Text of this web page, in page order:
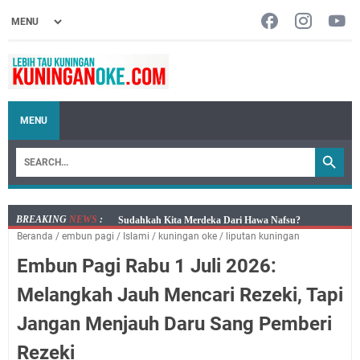
MENU
BREAKING NEWS :
Info Sembako di Pasar Kepuh Kuningan Kamis 6
Agustus 2026, Daging Naik, Telur Turun
Agenda Kegiatan Bupati Kuningan Kamis 6 Agustus
Kamis 6 Agustus 2026 Mobil Samling Ada di Alun-alun
Luragung, Ini Persyaratan dan Besaran Biayanya
Beranda / embun pagi / Islami / kuningan oke / liputan kuningan
Embun Pagi Rabu 1 Juli 2026:
Melangkah Jauh Mencari Rezeki, Tapi
Jangan Menjauh Daru Sang Pemberi
Rezeki